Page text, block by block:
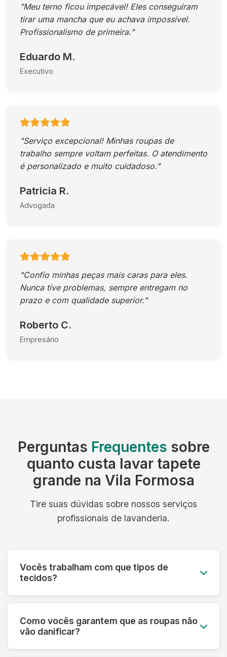
"Meu terno ficou impecável! Eles conseguiram
tirar uma mancha que eu achava impossível.
Profissionalismo de primeira."
Eduardo M.
Executivo
"Serviço excepcional! Minhas roupas de
trabalho sempre voltam perfeitas. O atendimento
é personalizado e muito cuidadoso."
Patricia R.
Advogada
"Confio minhas peças mais caras para eles.
Nunca tive problemas, sempre entregam no
prazo e com qualidade superior."
Roberto C.
Empresário
Perguntas Frequentes sobre
quanto custa lavar tapete
grande na Vila Formosa
Tire suas dúvidas sobre nossos serviços
profissionais de lavanderia.
Vocês trabalham com que tipos de
tecidos?
tecidos sintéticos e técnicos. Cada material
Como vocês garantem que as roupas não
vão danificar?